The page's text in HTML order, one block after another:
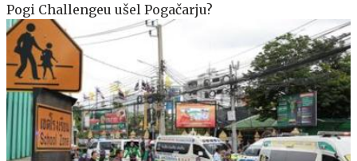
Pogi Challengeu ušel Pogačarju?